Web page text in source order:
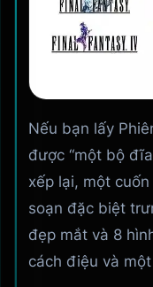
Nếu bạn lấy
được “một bộ
xếp lại, một
soạn đặc biệt
đẹp mắt và 8
cách điệu và